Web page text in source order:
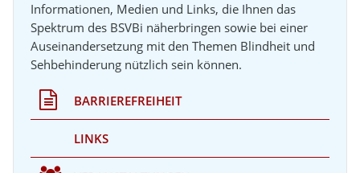
Informationen, Medien und Links, die Ihnen das
Spektrum des BSVBi näherbringen sowie bei einer
Auseinandersetzung mit den Themen Blindheit und
Sehbehinderung nützlich sein können.
BARRIEREFREIHEIT
LINKS